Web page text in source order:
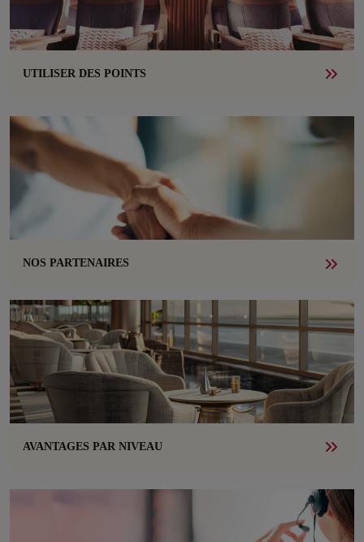
UTILISER DES POINTS
NOS PARTENAIRES
AVANTAGES PAR NIVEAU